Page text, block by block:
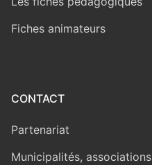
Fiches animateurs
CONTACT
Partenariat
Municipalités, associations